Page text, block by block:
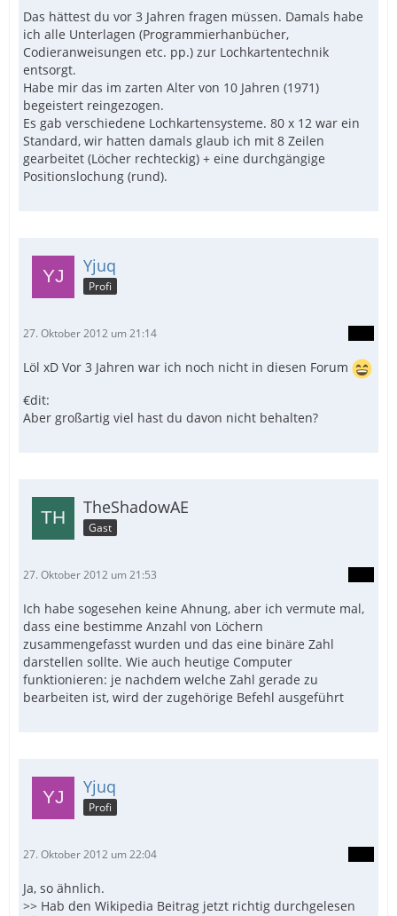
Das hättest du vor 3 Jahren fragen müssen. Damals habe
ich alle Unterlagen (Programmierhanbücher,
Codieranweisungen etc. pp.) zur Lochkartentechnik
entsorgt.
Habe mir das im zarten Alter von 10 Jahren (1971)
begeistert reingezogen.
Es gab verschiedene Lochkartensysteme. 80 x 12 war ein
Standard, wir hatten damals glaub ich mit 8 Zeilen
gearbeitet (Löcher rechteckig) + eine durchgängige
Positionslochung (rund).
Yjuq
Profi
27. Oktober 2012 um 21:14
Löl xD Vor 3 Jahren war ich noch nicht in diesen Forum
€dit:
Aber großartig viel hast du davon nicht behalten?
TheShadowAE
Gast
27. Oktober 2012 um 21:53
Ich habe sogesehen keine Ahnung, aber ich vermute mal,
dass eine bestimme Anzahl von Löchern
zusammengefasst wurden und das eine binäre Zahl
darstellen sollte. Wie auch heutige Computer
funktionieren: je nachdem welche Zahl gerade zu
bearbeiten ist, wird der zugehörige Befehl ausgeführt
Yjuq
Profi
27. Oktober 2012 um 22:04
Ja, so ähnlich.
>> Hab den Wikipedia Beitrag jetzt richtig durchgelesen